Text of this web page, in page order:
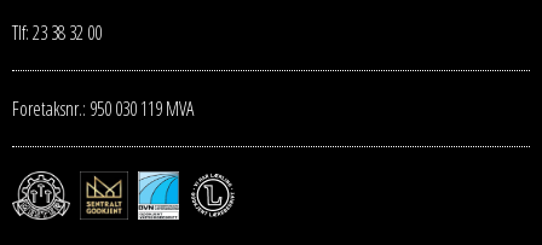
Tlf: 23 38 32 00
Foretaksnr.: 950 030 119 MVA